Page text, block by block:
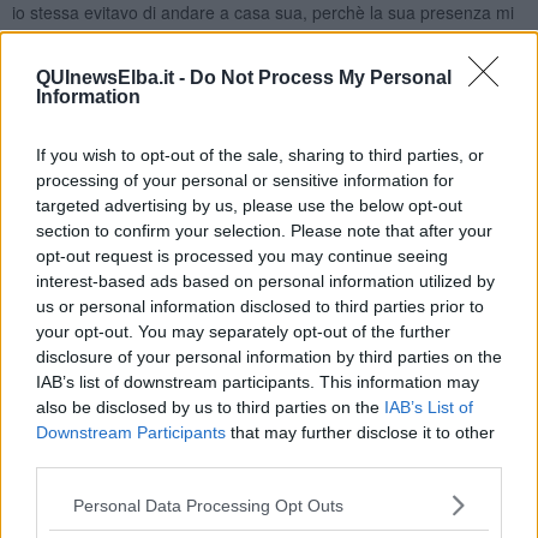
QUInewsElba.it - Do Not Process My Personal
Information
If you wish to opt-out of the sale, sharing to third parties, or
processing of your personal or sensitive information for
targeted advertising by us, please use the below opt-out
section to confirm your selection. Please note that after your
opt-out request is processed you may continue seeing
interest-based ads based on personal information utilized by
us or personal information disclosed to third parties prior to
your opt-out. You may separately opt-out of the further
disclosure of your personal information by third parties on the
IAB’s list of downstream participants. This information may
also be disclosed by us to third parties on the IAB’s List of
Downstream Participants that may further disclose it to other
Personal Data Processing Opt Outs
io stessa evitavo di andare a casa sua, perchè la sua presenza mi
metteva soggezione, era da tutti considerato un paesano speciale.
La sua morte era “la notizia” del momento e mi ricordo che per
tanto tempo in paese non si parlò d’altro.
passato a bassa quota in paese, era l’addio al “militare Lanciotto”
da parte dei suoi compagni.
Quando ci siamo rincontrati a settembre, gli ho chiesto di scovare
qualcosa di suo padre.
Il suo racconto è il mio racconto, e lo trascrivo integralmente:
Quando Marcella mi ha chiesto di scrivere qualcosa su mio padre,
militare di carriera durante la seconda guerra mondiale, mi sono
trovato in difficoltà perché non so molto della sua vita, oltre a
quanto raccontatomi da mia madre e dai parenti, racconti ed
episodi soprattutto di carattere personale.
Purtroppo mio padre ha vissuto con loro e nel nostro paese non
per molto tempo, di lui non ho notizie dirette in quanto morì quando
avevo 5 anni e quel poco che so l’ho ricostruito anche dai racconti
dei suoi colleghi e dai documenti ufficiali.